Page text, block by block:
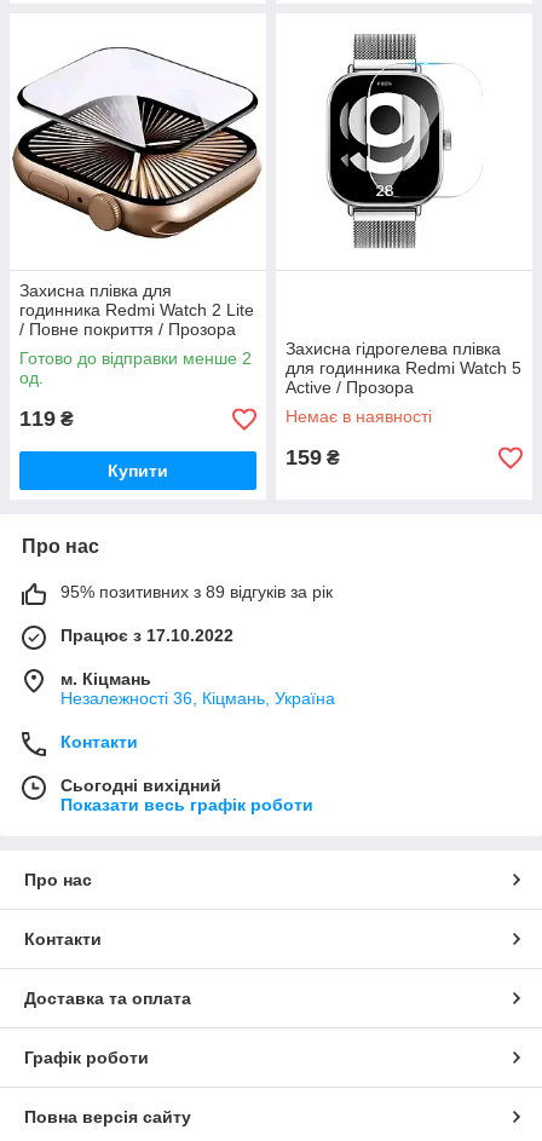
Захисна плівка для
годинника Redmi Watch 2 Lite
/ Повне покриття / Прозора
Готово до відправки менше 2
од.
119 ₴
Купити
Захисна гідрогелева плівка
для годинника Redmi Watch 5
Active / Прозора
Немає в наявності
159 ₴
Про нас
95% позитивних з 89 відгуків за рік
Працює з 17.10.2022
м. Кіцмань
Незалежності 36, Кіцмань, Україна
Контакти
Сьогодні вихідний
Показати весь графік роботи
Про нас
Контакти
Доставка та оплата
Графік роботи
Повна версія сайту